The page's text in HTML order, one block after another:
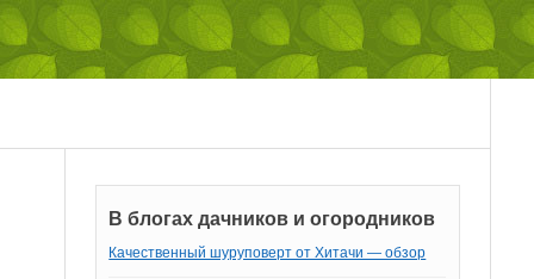
В блогах дачников и огородников
Качественный шуруповерт от Хитачи — обзор